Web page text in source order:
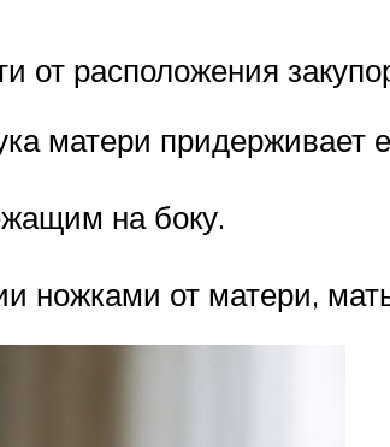
от расположения
матери придерживает
на боку.
ножками от матери,